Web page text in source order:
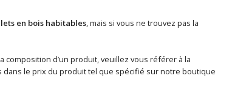
en bois habitables, mais si vous ne trouvez pas la
d’un produit, veuillez vous référer à la
dans le prix du produit tel que spécifié sur notre boutique